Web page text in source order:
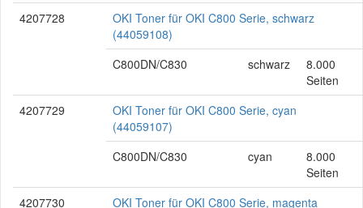
4207728
OKI Toner für OKI C800 Serie, schwarz
(44059108)
C800DN/C830
schwarz
8.000
Seiten
4207729
OKI Toner für OKI C800 Serie, cyan
(44059107)
C800DN/C830
cyan
8.000
Seiten
4207730
OKI Toner für OKI C800 Serie, magenta